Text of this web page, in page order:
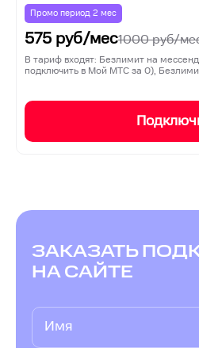
Промо период 2 мес
575 руб/мес1000руб/
В тариф входят: Безлимит на
подключить в Мой МТС за 0),
ЗАКАЗАТЬ
НА САЙТЕ